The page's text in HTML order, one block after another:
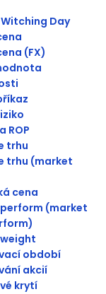
Day
(FX)
ROP
trhu
trhu (market
cena
(market
období
akcií
krytí